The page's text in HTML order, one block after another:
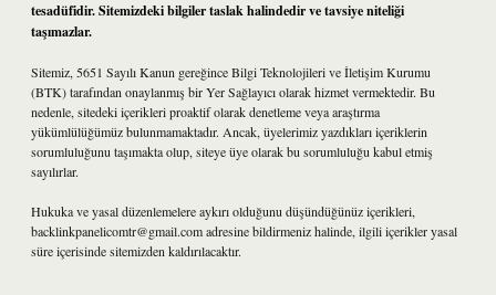
tesadüfidir. Sitemizdeki bilgiler taslak halindedir ve tavsiye niteliği
taşımazlar.
Sitemiz, 5651 Sayılı Kanun gereğince Bilgi Teknolojileri ve İletişim Kurumu
(BTK) tarafından onaylanmış bir Yer Sağlayıcı olarak hizmet vermektedir. Bu
nedenle, sitedeki içerikleri proaktif olarak denetleme veya araştırma
yükümlülüğümüz bulunmamaktadır. Ancak, üyelerimiz yazdıkları içeriklerin
sorumluluğunu taşımakta olup, siteye üye olarak bu sorumluluğu kabul etmiş
sayılırlar.
Hukuka ve yasal düzenlemelere aykırı olduğunu düşündüğünüz içerikleri,
backlinkpanelicomtr@gmail.comadresine bildirmeniz halinde, ilgili içerikler yasal
süre içerisinde sitemizden kaldırılacaktır.